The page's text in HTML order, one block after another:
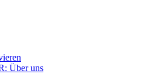
Über uns